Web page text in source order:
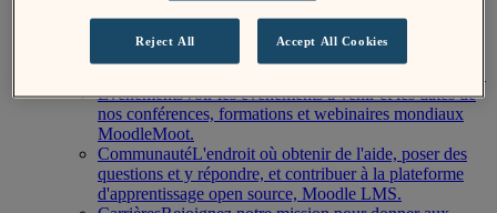
les employés, les clients et la société en obtenant
la certification B-Corp.
Notre équipe de direction
ÉvénementsVoir les événements à venir et les dates de
nos conférences, formations et webinaires mondiaux
MoodleMoot.
CommunautéL'endroit où obtenir de l'aide, poser des
questions et y répondre, et contribuer à la plateforme
d'apprentissage open source, Moodle LMS.
Reject All Accept All Cookies